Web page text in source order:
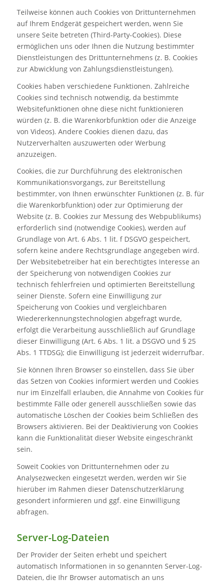
Teilweise können auch Cookies von Drittunternehmen
auf Ihrem Endgerät gespeichert werden, wenn Sie
unsere Seite betreten (Third-Party-Cookies). Diese
ermöglichen uns oder Ihnen die Nutzung bestimmter
Dienstleistungen des Drittunternehmens (z. B. Cookies
zur Abwicklung von Zahlungsdienstleistungen).
Cookies haben verschiedene Funktionen. Zahlreiche
Cookies sind technisch notwendig, da bestimmte
Websitefunktionen ohne diese nicht funktionieren
würden (z. B. die Warenkorbfunktion oder die Anzeige
von Videos). Andere Cookies dienen dazu, das
Nutzerverhalten auszuwerten oder Werbung
anzuzeigen.
Cookies, die zur Durchführung des elektronischen
Kommunikationsvorgangs, zur Bereitstellung
bestimmter, von Ihnen erwünschter Funktionen (z. B. für
die Warenkorbfunktion) oder zur Optimierung der
Website (z. B. Cookies zur Messung des Webpublikums)
erforderlich sind (notwendige Cookies), werden auf
Grundlage von Art. 6 Abs. 1 lit. f DSGVO gespeichert,
sofern keine andere Rechtsgrundlage angegeben wird.
Der Websitebetreiber hat ein berechtigtes Interesse an
der Speicherung von notwendigen Cookies zur
technisch fehlerfreien und optimierten Bereitstellung
seiner Dienste. Sofern eine Einwilligung zur
Speicherung von Cookies und vergleichbaren
Wiedererkennungstechnologien abgefragt wurde,
erfolgt die Verarbeitung ausschließlich auf Grundlage
dieser Einwilligung (Art. 6 Abs. 1 lit. a DSGVO und § 25
Abs. 1 TTDSG); die Einwilligung ist jederzeit widerrufbar.
Sie können Ihren Browser so einstellen, dass Sie über
das Setzen von Cookies informiert werden und Cookies
nur im Einzelfall erlauben, die Annahme von Cookies für
bestimmte Fälle oder generell ausschließen sowie das
automatische Löschen der Cookies beim Schließen des
Browsers aktivieren. Bei der Deaktivierung von Cookies
kann die Funktionalität dieser Website eingeschränkt
sein.
Soweit Cookies von Drittunternehmen oder zu
Analysezwecken eingesetzt werden, werden wir Sie
hierüber im Rahmen dieser Datenschutzerklärung
gesondert informieren und ggf. eine Einwilligung
abfragen.
Server-Log-Dateien
Der Provider der Seiten erhebt und speichert
automatisch Informationen in so genannten Server-Log-
Dateien, die Ihr Browser automatisch an uns